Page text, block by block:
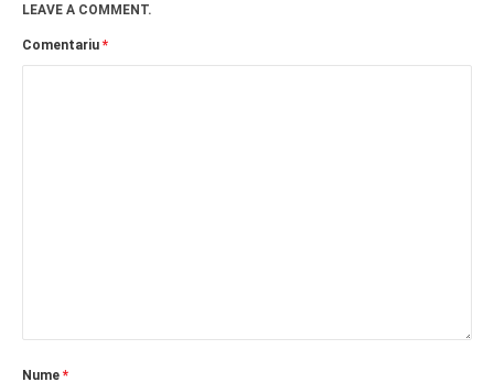
LEAVE A COMMENT.
Comentariu *
Nume *